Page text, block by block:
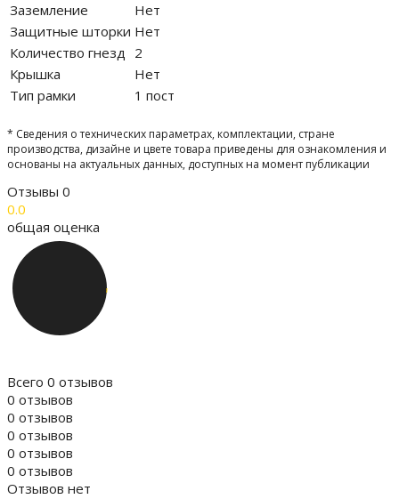
Заземление
Нет
Защитные шторки Нет
Количество гнезд 2
Крышка
Нет
Тип рамки
1 пост
* Сведения о технических параметрах, комплектации, стране
производства, дизайне и цвете товара приведены для ознакомления и
основаны на актуальных данных, доступных на момент публикации
Отзывы 0
0.0
общая оценка
Всего 0 отзывов
0 отзывов
0 отзывов
0 отзывов
0 отзывов
0 отзывов
Отзывов нет